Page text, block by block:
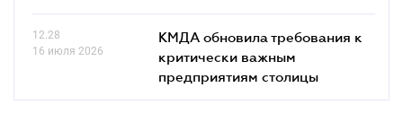
12.28
16 июля 2026
КМДА обновила требования к
критически важным
предприятиям столицы